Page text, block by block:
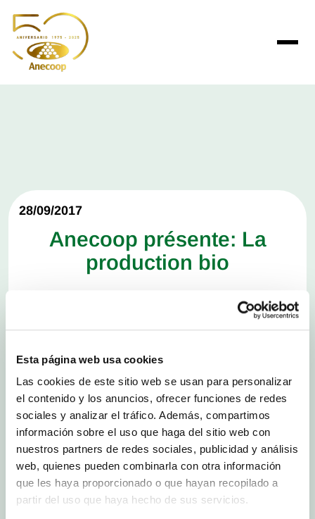
Esta página web usa cookies
Las cookies de este sitio web se usan para personalizar
el contenido y los anuncios, ofrecer funciones de redes
sociales y analizar el tráfico. Además, compartimos
información sobre el uso que haga del sitio web con
nuestros partners de redes sociales, publicidad y análisis
web, quienes pueden combinarla con otra información
que les haya proporcionado o que hayan recopilado a
partir del uso que haya hecho de sus servicios.
28/09/2017
Anecoop présente: La
production bio